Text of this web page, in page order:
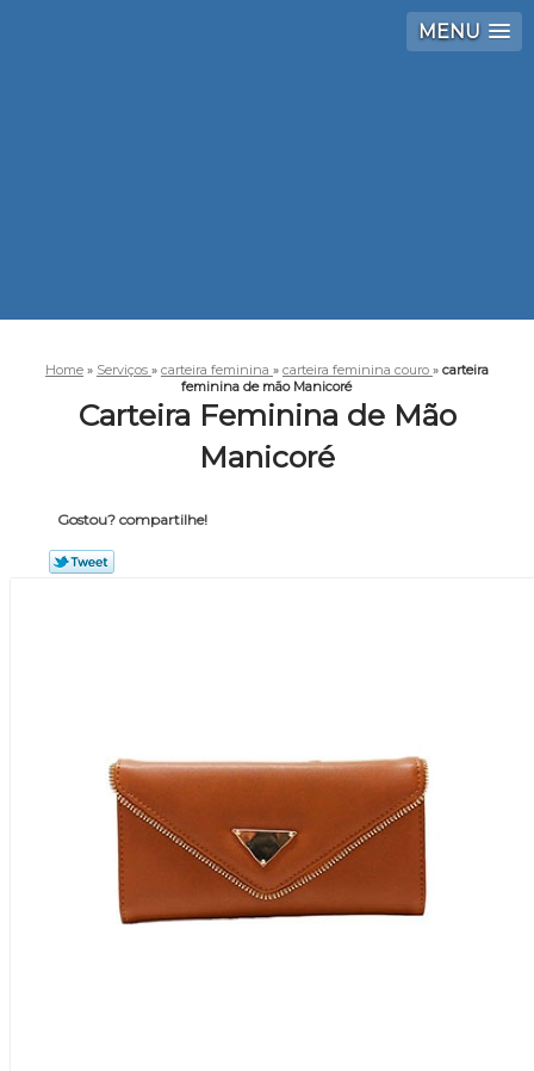
MENU
Home » Serviços » carteira feminina » carteira feminina couro » carteira
feminina de mão Manicoré
Carteira Feminina de Mão
Manicoré
Gostou? compartilhe!